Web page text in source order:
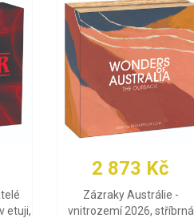
etuji,
2 873 Kč
Zázraky Austrálie -
vnitrozemí 2026, stříbrná